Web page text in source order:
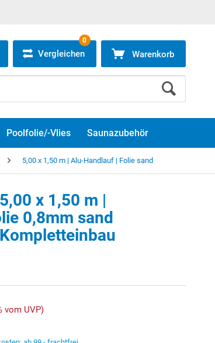
Vergleichen
0
Warenkorb
Poolfolie/-Vlies Saunazubehör
5,00 x 1,50 m | Alu-Handlauf | Folie sand
x 1,50 m |
0,8mm sand
vom UVP)